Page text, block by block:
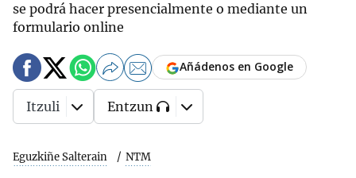
se podrá hacer presencialmente o mediante un
formulario online
Eguzkiñe Salterain NTM
Añádenos en Google
Itzuli Entzun